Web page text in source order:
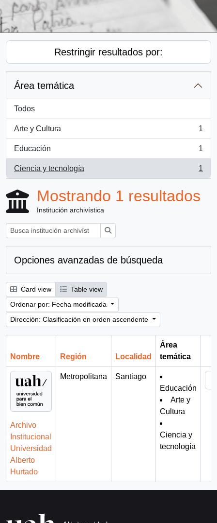
Restringir resultados por:
Área temática
Todos
Arte y Cultura
, 1 resultados
1
Educación
, 1 resultados
1
Ciencia y tecnología
, 1 resultados
1
Mostrando 1 resultados
Institución archivística
Opciones avanzadas de búsqueda
Card view
Table view
Ordenar por: Fecha modificada
Dirección: Clasificación en orden ascendente
Nombre Región Localidad
Área
temática
Archivo
Institucional
Universidad
Alberto
Hurtado
Metropolitana
Santiago
Educación
Arte y
Cultura
Ciencia y
tecnología